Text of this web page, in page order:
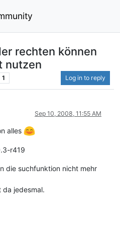
rechten können
nutzen
1 Log in to reply
Sep 10, 2008, 11:55 AM
alles
r419
die suchfunktion nicht mehr
da jedesmal.